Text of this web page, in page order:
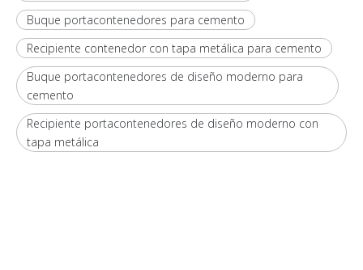
Buque portacontenedores para cemento
Recipiente contenedor con tapa metálica para cemento
Buque portacontenedores de diseño moderno para
cemento
Recipiente portacontenedores de diseño moderno con
tapa metálica